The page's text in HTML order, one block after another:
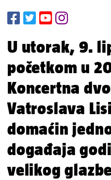
U utorak, 9.
početkom u
Koncertna
Vatroslava
domaćin
događaja
velikog